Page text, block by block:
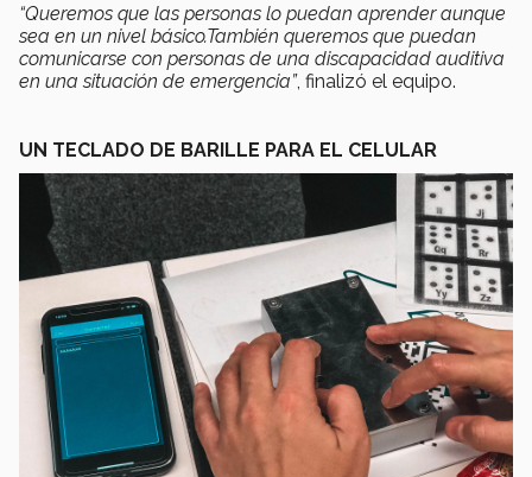
“Queremos que las personas lo puedan aprender aunque
sea en un nivel básico.También queremos que puedan
comunicarse con personas de una discapacidad auditiva
en una situación de emergencia”, finalizó el equipo.
UN TECLADO DE BARILLE PARA EL CELULAR